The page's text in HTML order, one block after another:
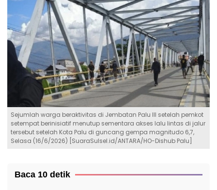
Sejumlah warga beraktivitas di Jembatan Palu III setelah pemkot
setempat berinisiatif menutup sementara akses lalu lintas di jalur
tersebut setelah Kota Palu di guncang gempa magnitudo 6,7,
Selasa (16/6/2026) [SuaraSulsel.id/ANTARA/HO-Dishub Palu]
Baca 10 detik